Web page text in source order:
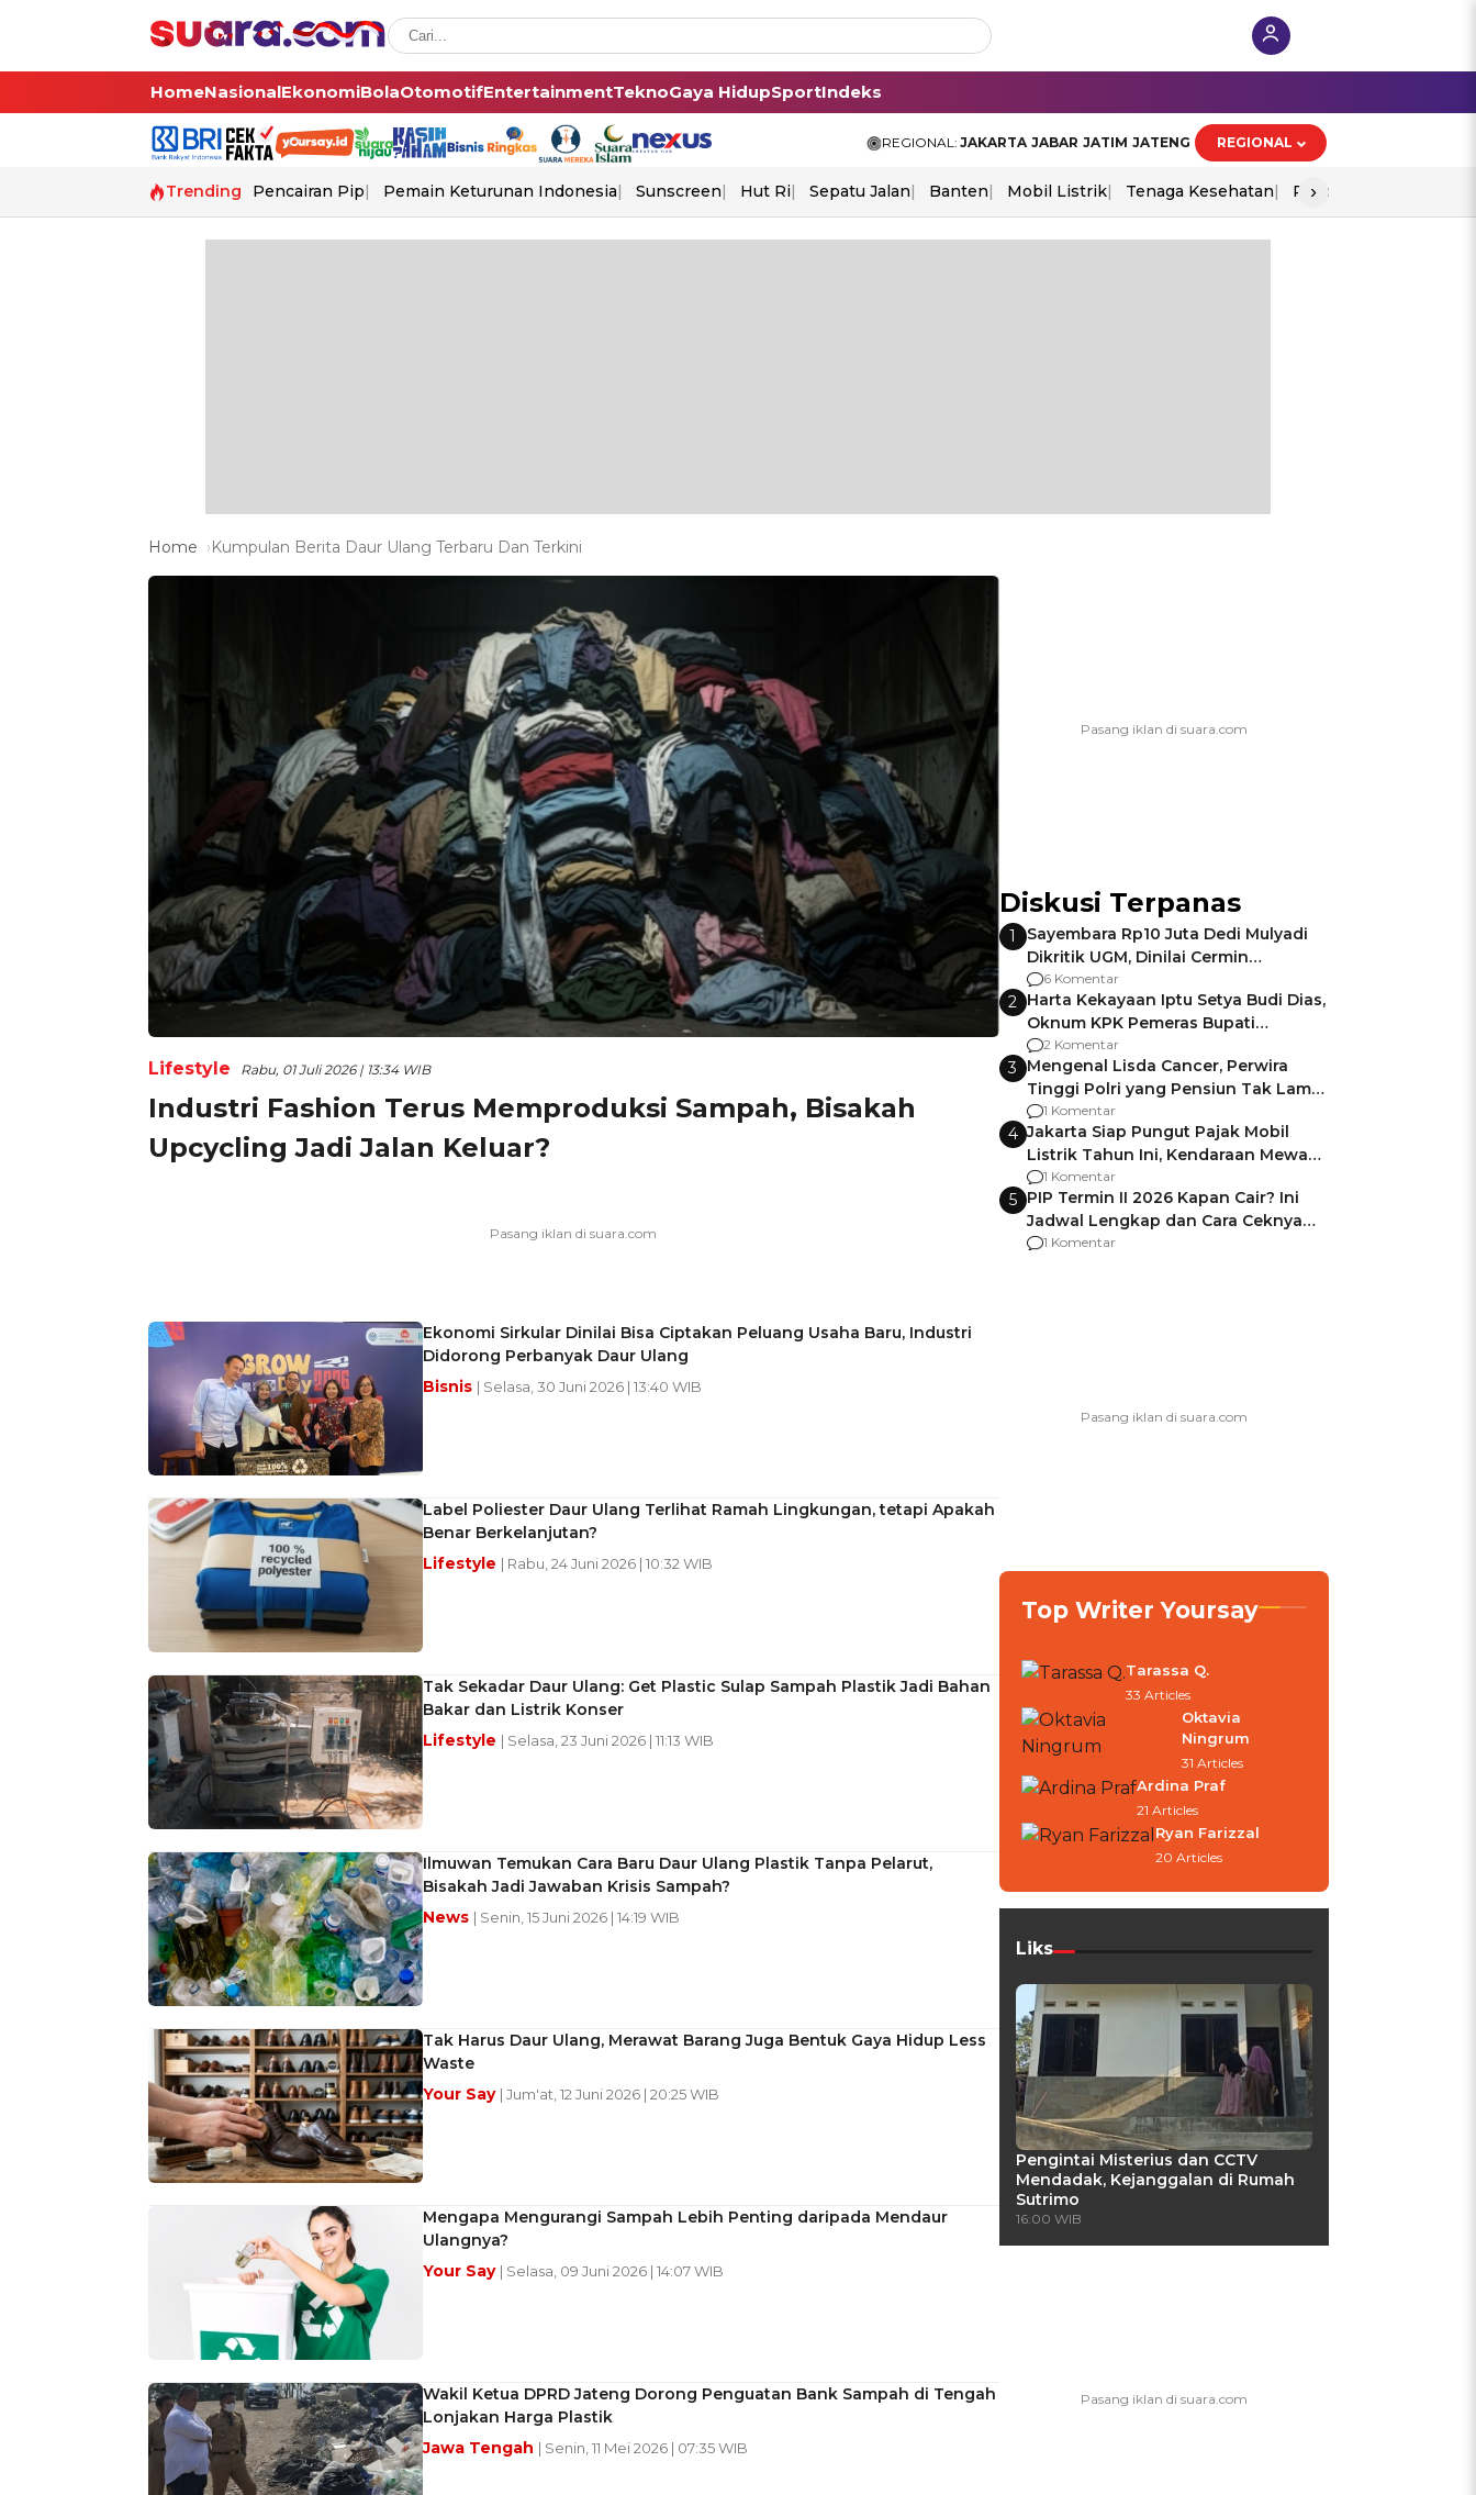
HomeNasionalEkonomiBolaOtomotifEntertainmentTeknoGaya HidupSportIndeks
REGIONAL: JAKARTA JABAR JATIM JATENG REGIONAL
Trending Pencairan Pip Pemain Keturunan Indonesia Sunscreen Hut Ri Sepatu Jalan Banten Mobil Listrik Tenaga Kesehatan Piala Aff 2026
›
Home Kumpulan Berita Daur Ulang Terbaru Dan Terkini
Lifestyle Rabu, 01 Juli 2026 | 13:34 WIB
Industri Fashion Terus Memproduksi Sampah, Bisakah
Upcycling Jadi Jalan Keluar?
Ekonomi Sirkular Dinilai Bisa Ciptakan Peluang Usaha Baru, Industri
Didorong Perbanyak Daur Ulang
Bisnis | Selasa, 30 Juni 2026 | 13:40 WIB
Label Poliester Daur Ulang Terlihat Ramah Lingkungan, tetapi Apakah
Benar Berkelanjutan?
Lifestyle | Rabu, 24 Juni 2026 | 10:32 WIB
Tak Sekadar Daur Ulang: Get Plastic Sulap Sampah Plastik Jadi Bahan
Bakar dan Listrik Konser
Lifestyle | Selasa, 23 Juni 2026 | 11:13 WIB
Ilmuwan Temukan Cara Baru Daur Ulang Plastik Tanpa Pelarut,
Bisakah Jadi Jawaban Krisis Sampah?
News | Senin, 15 Juni 2026 | 14:19 WIB
Tak Harus Daur Ulang, Merawat Barang Juga Bentuk Gaya Hidup Less
Waste
Your Say | Jum'at, 12 Juni 2026 | 20:25 WIB
Mengapa Mengurangi Sampah Lebih Penting daripada Mendaur
Ulangnya?
Your Say | Selasa, 09 Juni 2026 | 14:07 WIB
Wakil Ketua DPRD Jateng Dorong Penguatan Bank Sampah di Tengah
Lonjakan Harga Plastik
Jawa Tengah | Senin, 11 Mei 2026 | 07:35 WIB
Diskusi Terpanas
1
Sayembara Rp10 Juta Dedi Mulyadi
Dikritik UGM, Dinilai Cermin
Gagalnya Negara Jamin Keamanan
6 Komentar
2 Harta Kekayaan Iptu Setya Budi Dias,
Oknum KPK Pemeras Bupati
Pemalang
2 Komentar
3 Mengenal Lisda Cancer, Perwira
Tinggi Polri yang Pensiun Tak Lama
Usai Jadi Brigjen
1 Komentar
4 Jakarta Siap Pungut Pajak Mobil
Listrik Tahun Ini, Kendaraan Mewah
Kena hingga 75% PKB
1 Komentar
5 PIP Termin II 2026 Kapan Cair? Ini
Jadwal Lengkap dan Cara Ceknya
agar Dana Tidak Hangus!
1 Komentar
Top Writer Yoursay
Tarassa Q.
33 Articles
Oktavia
Ningrum
31 Articles
Ardina Praf
21 Articles
Ryan Farizzal
20 Articles
Liks
Pengintai Misterius dan CCTV
Mendadak, Kejanggalan di Rumah
Sutrimo
16:00 WIB